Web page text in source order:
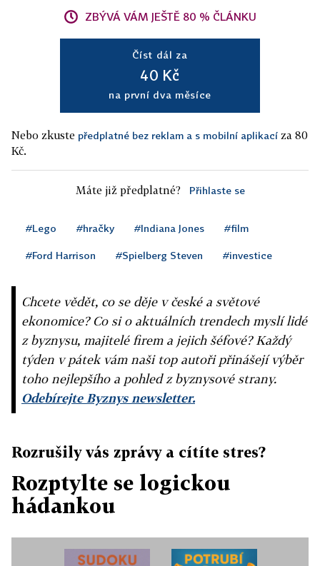
ZBÝVÁ VÁM JEŠTĚ 80 % ČLÁNKU
Číst dál za
40 Kč
na první dva měsíce
Nebo zkuste předplatné bez reklam a s mobilní aplikací za 80
Kč.
Máte již předplatné? Přihlaste se
#Lego #hračky #Indiana Jones #film
#Ford Harrison #Spielberg Steven #investice
Chcete vědět, co se děje v české a světové
ekonomice? Co si o aktuálních trendech myslí lidé
z byznysu, majitelé firem a jejich šéfové? Každý
týden v pátek vám naši top autoři přinášejí výběr
toho nejlepšího a pohled z byznysové strany.
Odebírejte Byznys newsletter.
Rozrušily vás zprávy a cítíte stres?
Rozptylte se logickou
hádankou